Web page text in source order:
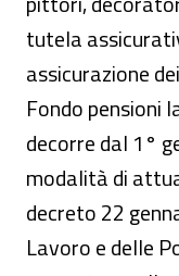
tutela
assicurazione
Fondo pensioni
decorre dal 1°
modalità di
decreto 22
Lavoro e delle